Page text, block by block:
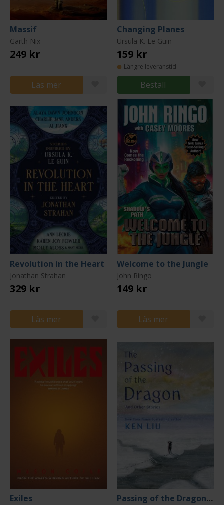
Massif
Garth Nix
249 kr
Läs mer
Changing Planes
Ursula K. Le Guin
159 kr
Längre leveranstid
Beställ
Revolution in the Heart
Jonathan Strahan
329 kr
Läs mer
Welcome to the Jungle
John Ringo
149 kr
Läs mer
Exiles Passing of the Dragon and Other Stories